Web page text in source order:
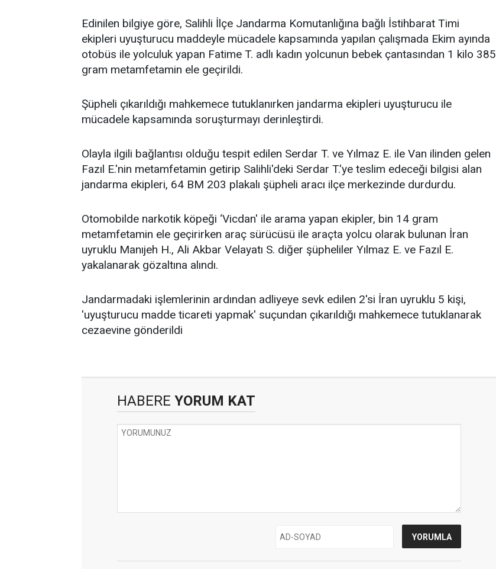
Edinilen bilgiye göre, Salihli İlçe Jandarma Komutanlığına bağlı İstihbarat Timi
ekipleri uyuşturucu maddeyle mücadele kapsamında yapılan çalışmada Ekim ayında
otobüs ile yolculuk yapan Fatime T. adlı kadın yolcunun bebek çantasından 1 kilo 385
gram metamfetamin ele geçirildi.
Şüpheli çıkarıldığı mahkemece tutuklanırken jandarma ekipleri uyuşturucu ile
mücadele kapsamında soruşturmayı derinleştirdi.
Olayla ilgili bağlantısı olduğu tespit edilen Serdar T. ve Yılmaz E. ile Van ilinden gelen
Fazıl E.'nin metamfetamin getirip Salihli'deki Serdar T.'ye teslim edeceği bilgisi alan
jandarma ekipleri, 64 BM 203 plakalı şüpheli aracı ilçe merkezinde durdurdu.
Otomobilde narkotik köpeği ‘Vicdan' ile arama yapan ekipler, bin 14 gram
metamfetamin ele geçirirken araç sürücüsü ile araçta yolcu olarak bulunan İran
uyruklu Manıjeh H., Ali Akbar Velayatı S. diğer şüpheliler Yılmaz E. ve Fazıl E.
yakalanarak gözaltına alındı.
Jandarmadaki işlemlerinin ardından adliyeye sevk edilen 2'si İran uyruklu 5 kişi,
'uyuşturucu madde ticareti yapmak' suçundan çıkarıldığı mahkemece tutuklanarak
cezaevine gönderildi
HABERE YORUM KAT